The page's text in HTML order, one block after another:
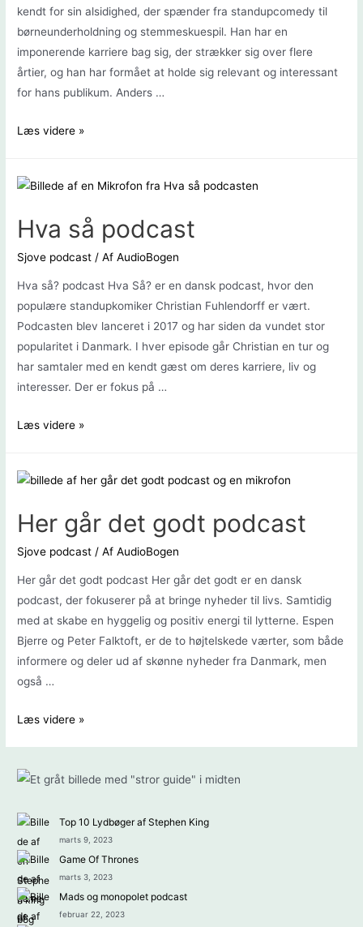
kendt for sin alsidighed, der spænder fra standupcomedy til
børneunderholdning og stemmeskuespil. Han har en
imponerende karriere bag sig, der strækker sig over flere
årtier, og han har formået at holde sig relevant og interessant
for hans publikum. Anders …
Anders
Læs videre »
Hva så podcast
Sjove podcast / AfAudioBogen
Hva så? podcast Hva Så? er en dansk podcast, hvor den
populære standupkomiker Christian Fuhlendorff er vært.
Podcasten blev lanceret i 2017 og har siden da vundet stor
popularitet i Danmark. I hver episode går Christian en tur og
har samtaler med en kendt gæst om deres karriere, liv og
interesser. Der er fokus på …
Hva
Læs videre »
Her går det godt podcast
Sjove podcast / AfAudioBogen
Her går det godt podcast Her går det godt er en dansk
podcast, der fokuserer på at bringe nyheder til livs. Samtidig
med at skabe en hyggelig og positiv energi til lytterne. Espen
Bjerre og Peter Falktoft, er de to højtelskede værter, som både
informere og deler ud af skønne nyheder fra Danmark, men
også …
Her
godt
Læs videre »
Top 10 Lydbøger af Stephen King
marts 9, 2023
Game Of Thrones
marts 3, 2023
Mads og monopolet podcast
februar 22, 2023